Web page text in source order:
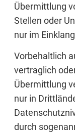
Übermittlung
Stellen oder
nur im
Vorbehaltlich
vertraglich
Übermittlung
nur in
durch